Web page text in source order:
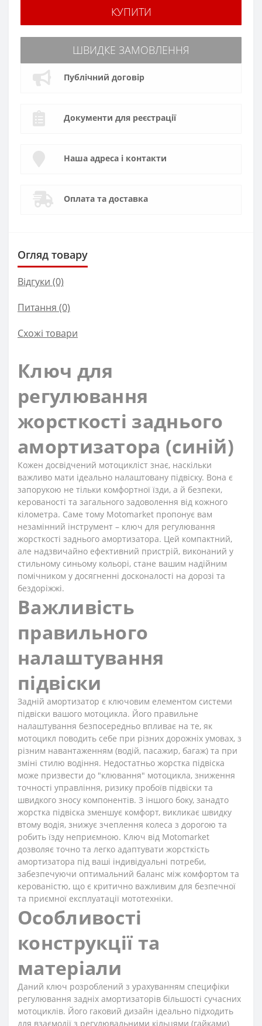
КУПИТИ
ШВИДКЕ ЗАМОВЛЕННЯ
Публічний договір
Документи для реєстрації
Наша адреса і контакти
Оплата та доставка
Огляд товару
Відгуки (0)
Питання (0)
Схожі товари
Ключ для
регулювання
жорсткості заднього
амортизатора (синій)
Кожен досвідчений мотоцикліст знає, наскільки
важливо мати ідеально налаштовану підвіску. Вона є
запорукою не тільки комфортної їзди, а й безпеки,
керованості та загального задоволення від кожного
кілометра. Саме тому Motomarket пропонує вам
незамінний інструмент – ключ для регулювання
жорсткості заднього амортизатора. Цей компактний,
але надзвичайно ефективний пристрій, виконаний у
стильному синьому кольорі, стане вашим надійним
помічником у досягненні досконалості на дорозі та
бездоріжжі.
Важливість
правильного
налаштування
підвіски
Задній амортизатор є ключовим елементом системи
підвіски вашого мотоцикла. Його правильне
налаштування безпосередньо впливає на те, як
мотоцикл поводить себе при різних дорожніх умовах, з
різним навантаженням (водій, пасажир, багаж) та при
зміні стилю водіння. Недостатньо жорстка підвіска
може призвести до "клювання" мотоцикла, зниження
точності управління, ризику пробоїв підвіски та
швидкого зносу компонентів. З іншого боку, занадто
жорстка підвіска зменшує комфорт, викликає швидку
втому водія, знижує зчеплення колеса з дорогою та
робить їзду неприємною. Ключ від Motomarket
дозволяє точно та легко адаптувати жорсткість
амортизатора під ваші індивідуальні потреби,
забезпечуючи оптимальний баланс між комфортом та
керованістю, що є критично важливим для безпечної
та приємної експлуатації мототехніки.
Особливості
конструкції та
матеріали
Даний ключ розроблений з урахуванням специфіки
регулювання задніх амортизаторів більшості сучасних
мотоциклів. Його гаковий дизайн ідеально підходить
для взаємодії з регулювальними кільцями (гайками)